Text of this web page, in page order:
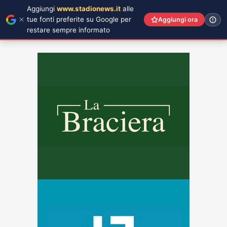
Aggiungi www.stadionews.it alle
tue fonti preferite su Google per
restare sempre informato
Aggiungi ora